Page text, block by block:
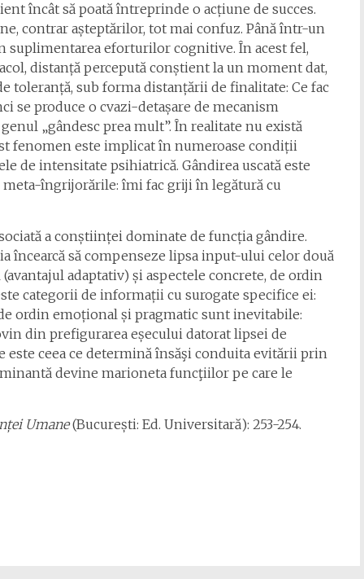
încât să poată întreprinde o acțiune de succes.
contrar așteptărilor, tot mai confuz. Până într-un
suplimentarea eforturilor cognitive. În acest fel,
distanță percepută conștient la un moment dat,
toleranță, sub forma distanțării de finalitate: Ce fac
se produce o cvazi-detașare de mecanism
„gândesc prea mult”. În realitate nu există
fenomen este implicat în numeroase condiții
de intensitate psihiatrică. Gândirea uscată este
îngrijorările: îmi fac griji în legătură cu
a conștiinței dominate de funcția gândire.
încearcă să compenseze lipsa input-ului celor două
adaptativ) și aspectele concrete, de ordin
categorii de informații cu surogate specifice ei:
ordin emoțional și pragmatic sunt inevitabile:
din prefigurarea eșecului datorat lipsei de
ceea ce determină însăşi conduita evitării prin
devine marioneta funcţiilor pe care le
Umane(București: Ed. Universitară): 253-254.